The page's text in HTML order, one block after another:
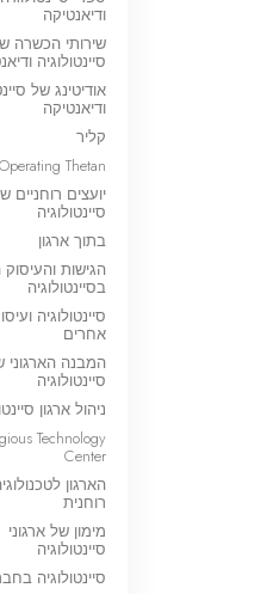
ודיאנטיקה
שירותי הכשרה
סיינטולוגיה
אודיטינג של
ודיאנטיקה
קליר
Operating Thetan
יועצים רוחניים
סיינטולוגיה
בתוך ארגון
הגישות
בסיינטולוגיה
סיינטולוגיה
אחרים
המבנה הארגוני
סיינטולוגיה
ניהול ארגון
Technology
Center
הארגון
רוחנית
מימון של ארגוני
סיינטולוגיה
סיינטולוגיה